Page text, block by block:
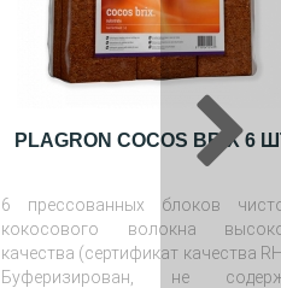
PLAGRON COCOS BRIX 6
6 прессованных блоков
кокосового волокна
качества (сертификат качества
Буферизирован, не